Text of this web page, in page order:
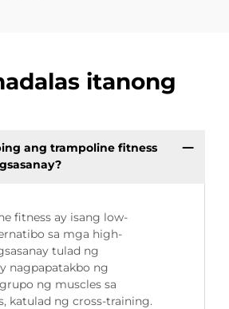
itanong
ang trampoline fitness
fitness ay isang low-
sa mga high-
tulad ng
nagpapatakbo ng
ng muscles sa
katulad ng cross-training.